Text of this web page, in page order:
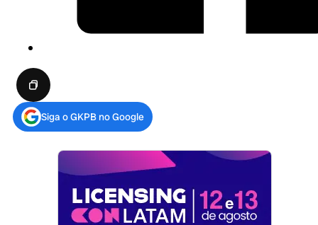
Siga o GKPB no Google